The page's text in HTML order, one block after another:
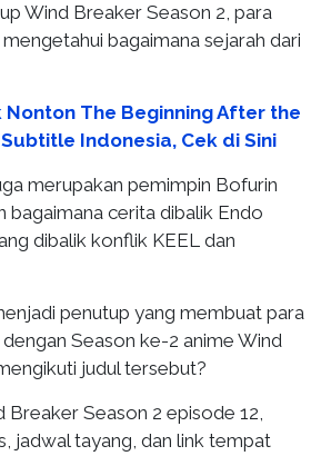
Wind Breaker Season 2, para
bagaimana sejarah dari
Nonton The Beginning After the
Indonesia, Cek di Sini
merupakan pemimpin Bofurin
bagaimana cerita dibalik Endo
dibalik konflik KEEL dan
penutup yang membuat para
Season ke-2 anime Wind
judul tersebut?
Breaker Season 2 episode 12,
jadwal tayang, dan link tempat